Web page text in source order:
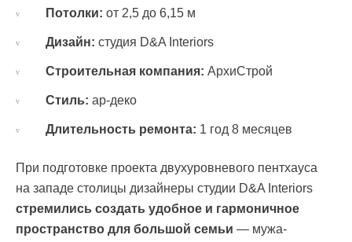
Потолки: от 2,5 до 6,15 м
Дизайн: студия D&A Interiors
Строительная компания: АрхиСтрой
Стиль: ар-деко
Длительность ремонта: 1 год 8 месяцев
При подготовке проекта двухуровневого пентхауса
на западе столицы дизайнеры студии D&A Interiors
стремились создать удобное и гармоничное
пространство для большой семьи — мужа-